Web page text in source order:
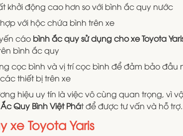
khởi động cao hơn so với bình ắc quy nước
với hộc chứa bình trên xe
cáo bình ắc quy sử dụng cho xe Toyota
bình ắc quy
cọc bình và vị trí cọc bình để đảm bảo
thiết bị trên xe
hiệu uy tín là việc vô cùng quan trọng, vì
Quy Bình Việt Phát để được tư vấn và hỗ trợ.
Toyota Yaris